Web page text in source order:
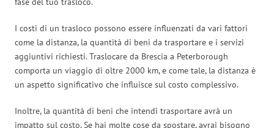
I costi di un trasloco possono essere influenzati da vari fattori
come la distanza, la quantità di beni da trasportare e i servizi
aggiuntivi richiesti. Traslocare da Brescia a Peterborough
comporta un viaggio di oltre 2000 km, e come tale, la distanza è
un aspetto significativo che influisce sul costo complessivo.
Inoltre, la quantità di beni che intendi trasportare avrà un
impatto sul costo. Se hai molte cose da spostare, avrai bisogno